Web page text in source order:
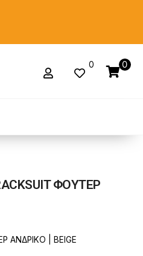
0 0
ΦΟΥΤΕΡ
ΑΝΔΡΙΚΟ | BEIGE